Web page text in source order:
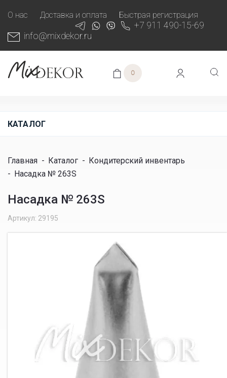
О нас Доставка и оплата Быстрая регистрация
+7 911 490-15-69
info@mixdekor.ru
0
КАТАЛОГ
Главная - Каталог - Кондитерский инвентарь
- Насадка № 263S
Насадка № 263S
Артикул: 29195